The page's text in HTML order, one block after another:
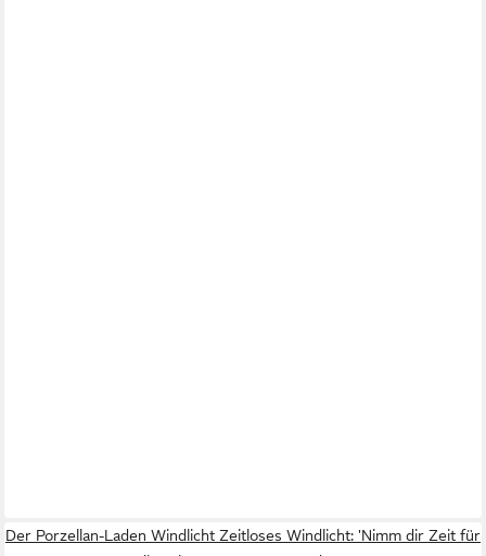
Der Porzellan-Laden Windlicht Zeitloses Windlicht: 'Nimm dir Zeit für